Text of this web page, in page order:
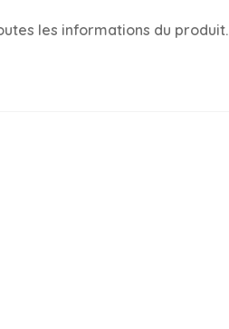
les informations du produit.